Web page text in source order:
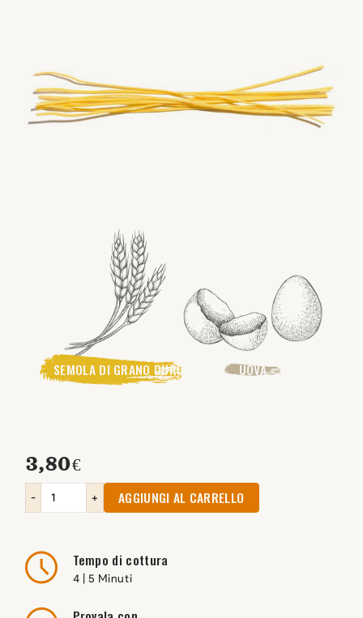
3,80€
- + AGGIUNGI AL CARRELLO
Tempo di cottura
4 | 5 Minuti
SEMOLA DI GRANO DURO UOVA